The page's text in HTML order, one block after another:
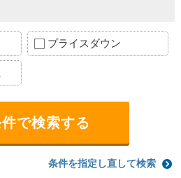
プライスダウン
条件を指定し直して検索